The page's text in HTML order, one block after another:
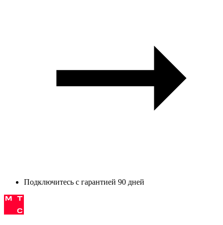
Подключитесь с гарантией 90 дней